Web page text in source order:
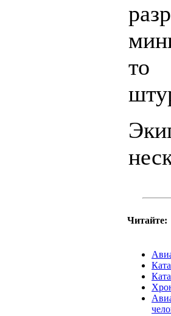
то
Читайте: